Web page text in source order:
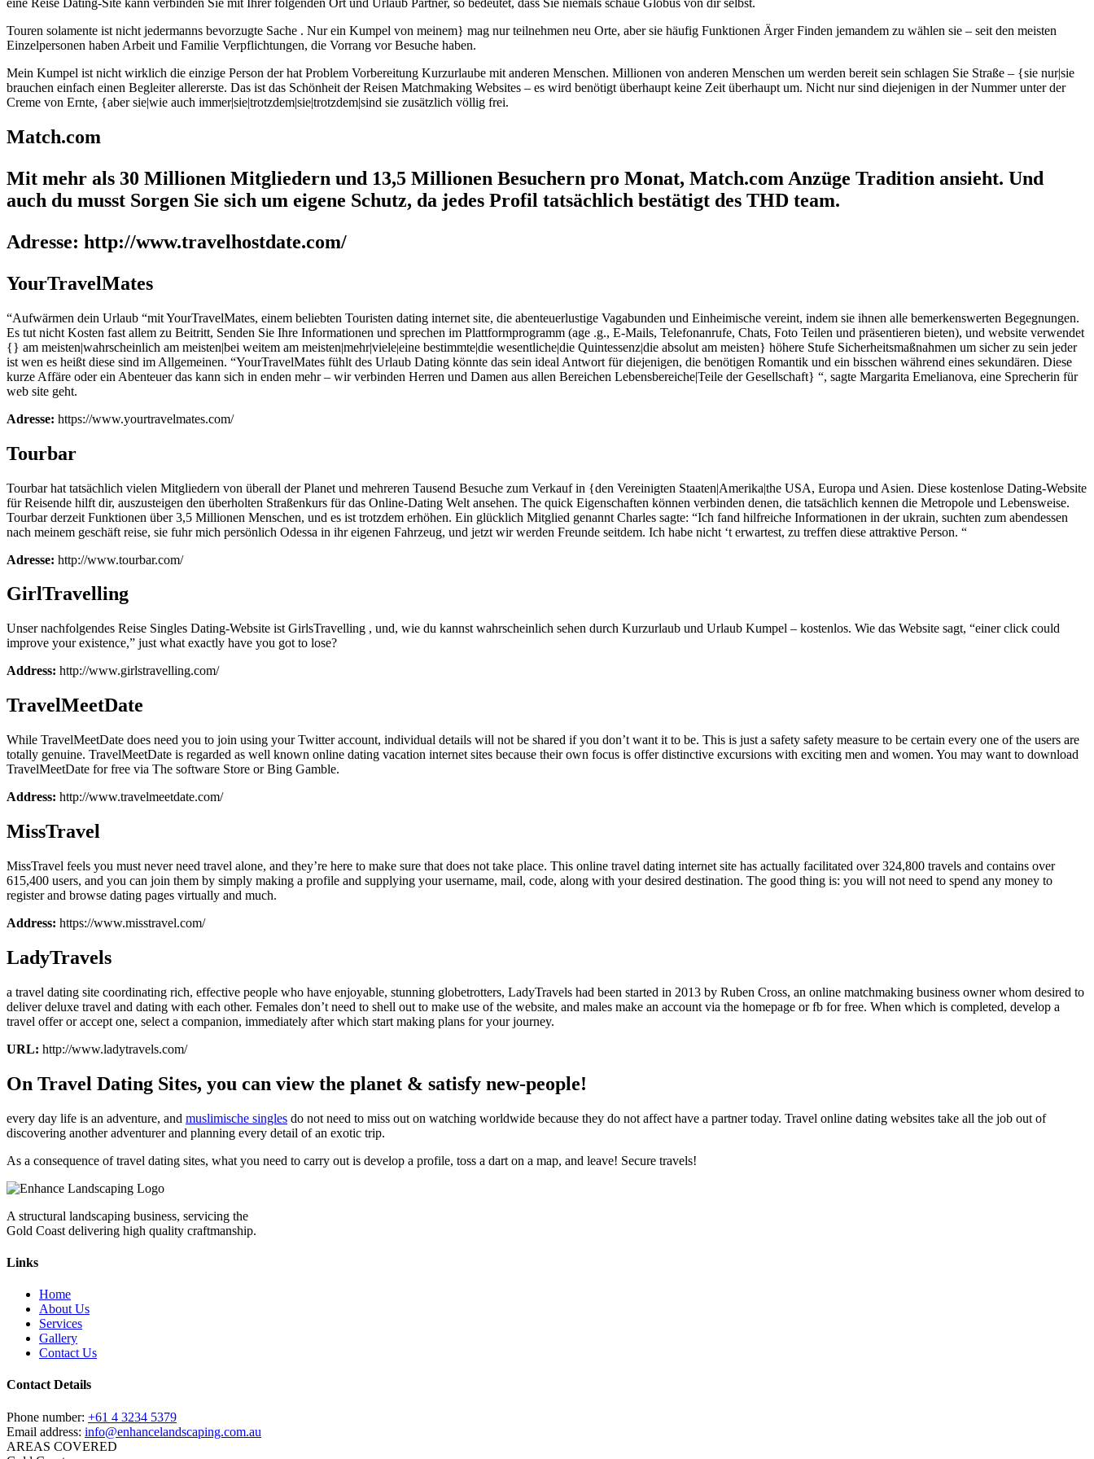
Touren solamente ist nicht jedermanns bevorzugte Sache . Nur ein Kumpel von meinem} mag nur teilnehmen neu Orte, aber sie häufig Funktionen Ärger Finden jemandem zu wählen sie – seit den meisten
Einzelpersonen haben Arbeit und Familie Verpflichtungen, die Vorrang vor Besuche haben.
Mein Kumpel ist nicht wirklich die einzige Person der hat Problem Vorbereitung Kurzurlaube mit anderen Menschen. Millionen von anderen Menschen um werden bereit sein schlagen Sie Straße – {sie nur|sie
brauchen einfach einen Begleiter allererste. Das ist das Schönheit der Reisen Matchmaking Websites – es wird benötigt überhaupt keine Zeit überhaupt um. Nicht nur sind diejenigen in der Nummer unter der
Creme von Ernte, {aber sie|wie auch immer|sie|trotzdem|sie|trotzdem|sind sie zusätzlich völlig frei.
Match.com
Mit mehr als 30 Millionen Mitgliedern und 13,5 Millionen Besuchern pro Monat, Match.com Anzüge Tradition ansieht. Und
auch du musst Sorgen Sie sich um eigene Schutz, da jedes Profil tatsächlich bestätigt des THD team.
Adresse: http://www.travelhostdate.com/
YourTravelMates
“Aufwärmen dein Urlaub “mit YourTravelMates, einem beliebten Touristen dating internet site, die abenteuerlustige Vagabunden und Einheimische vereint, indem sie ihnen alle bemerkenswerten Begegnungen.
Es tut nicht Kosten fast allem zu Beitritt, Senden Sie Ihre Informationen und sprechen im Plattformprogramm (age .g., E-Mails, Telefonanrufe, Chats, Foto Teilen und präsentieren bieten), und website verwendet
{} am meisten|wahrscheinlich am meisten|bei weitem am meisten|mehr|viele|eine bestimmte|die wesentliche|die Quintessenz|die absolut am meisten} höhere Stufe Sicherheitsmaßnahmen um sicher zu sein jeder
ist wen es heißt diese sind im Allgemeinen. “YourTravelMates fühlt des Urlaub Dating könnte das sein ideal Antwort für diejenigen, die benötigen Romantik und ein bisschen während eines sekundären. Diese
kurze Affäre oder ein Abenteuer das kann sich in enden mehr – wir verbinden Herren und Damen aus allen Bereichen Lebensbereiche|Teile der Gesellschaft} “, sagte Margarita Emelianova, eine Sprecherin für
web site geht.
Adresse: https://www.yourtravelmates.com/
Tourbar
Tourbar hat tatsächlich vielen Mitgliedern von überall der Planet und mehreren Tausend Besuche zum Verkauf in {den Vereinigten Staaten|Amerika|the USA, Europa und Asien. Diese kostenlose Dating-Website
für Reisende hilft dir, auszusteigen den überholten Straßenkurs für das Online-Dating Welt ansehen. The quick Eigenschaften können verbinden denen, die tatsächlich kennen die Metropole und Lebensweise.
Tourbar derzeit Funktionen über 3,5 Millionen Menschen, und es ist trotzdem erhöhen. Ein glücklich Mitglied genannt Charles sagte: “Ich fand hilfreiche Informationen in der ukrain, suchten zum abendessen
nach meinem geschäft reise, sie fuhr mich persönlich Odessa in ihr eigenen Fahrzeug, und jetzt wir werden Freunde seitdem. Ich habe nicht ‘t erwartest, zu treffen diese attraktive Person. “
Adresse: http://www.tourbar.com/
GirlTravelling
Unser nachfolgendes Reise Singles Dating-Website ist GirlsTravelling , und, wie du kannst wahrscheinlich sehen durch Kurzurlaub und Urlaub Kumpel – kostenlos. Wie das Website sagt, “einer click could
improve your existence,” just what exactly have you got to lose?
Address: http://www.girlstravelling.com/
TravelMeetDate
While TravelMeetDate does need you to join using your Twitter account, individual details will not be shared if you don’t want it to be. This is just a safety safety measure to be certain every one of the users are
totally genuine. TravelMeetDate is regarded as well known online dating vacation internet sites because their own focus is offer distinctive excursions with exciting men and women. You may want to download
TravelMeetDate for free via The software Store or Bing Gamble.
Address: http://www.travelmeetdate.com/
MissTravel
MissTravel feels you must never need travel alone, and they’re here to make sure that does not take place. This online travel dating internet site has actually facilitated over 324,800 travels and contains over
615,400 users, and you can join them by simply making a profile and supplying your username, mail, code, along with your desired destination. The good thing is: you will not need to spend any money to
register and browse dating pages virtually and much.
Address: https://www.misstravel.com/
LadyTravels
a travel dating site coordinating rich, effective people who have enjoyable, stunning globetrotters, LadyTravels had been started in 2013 by Ruben Cross, an online matchmaking business owner whom desired to
deliver deluxe travel and dating with each other. Females don’t need to shell out to make use of the website, and males make an account via the homepage or fb for free. When which is completed, develop a
travel offer or accept one, select a companion, immediately after which start making plans for your journey.
URL: http://www.ladytravels.com/
On Travel Dating Sites, you can view the planet & satisfy new-people!
every day life is an adventure, and muslimische singles do not need to miss out on watching worldwide because they do not affect have a partner today. Travel online dating websites take all the job out of
discovering another adventurer and planning every detail of an exotic trip.
As a consequence of travel dating sites, what you need to carry out is develop a profile, toss a dart on a map, and leave! Secure travels!
A structural landscaping business, servicing the
Gold Coast delivering high quality craftmanship.
Links
Home
About Us
Services
Gallery
Contact Us
Contact Details
Phone number: +61 4 3234 5379
Email address: info@enhancelandscaping.com.au
AREAS COVERED